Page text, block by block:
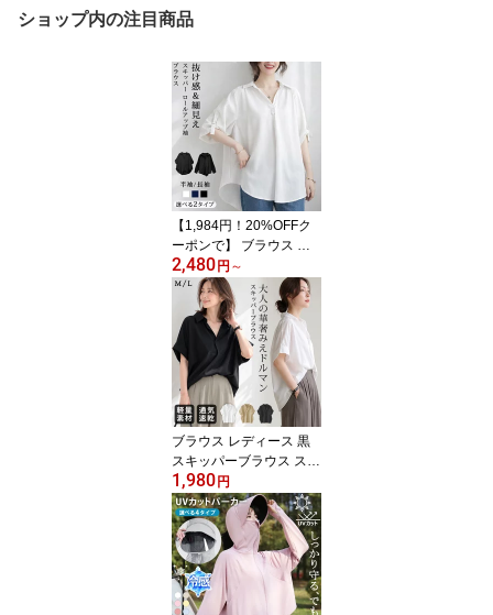
ショップ内の注目商品
【1,984円！20%OFFク
ーポンで】 ブラウス レ
ディース 春夏 黒 白 スキ
ッパー ブラウスシャツ
スキッパーシャツ トップ
ス ゆったり 半袖 長袖 体
型カバー チュニック 無
地 きれいめ ホワイト ブ
ラック オフィス カジュ
アル 20代 30代 40代 大
人 ママ 母 OL
2,480 円 ～
ブラウス レディース 黒
スキッパーブラウス スキ
ッパーシャツ ゆったり
シャツブラウス 半袖 シ
ャツ 無地 きれいめ トッ
プス Vネック 体型カバー
着痩せ ドルマン 涼しい
オフィス カジュアル OL
春夏
1,980 円